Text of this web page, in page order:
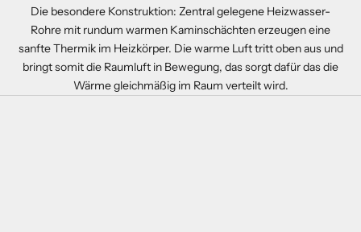
Die besondere Konstruktion: Zentral gelegene Heizwasser-
Rohre mit rundum warmen Kaminschächten erzeugen eine
sanfte Thermik im Heizkörper. Die warme Luft tritt oben aus und
bringt somit die Raumluft in Bewegung, das sorgt dafür das die
Wärme gleichmäßig im Raum verteilt wird.